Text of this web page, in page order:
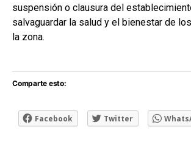
suspensión o clausura del
salvaguardar la salud y el bienestar de
la zona.
Comparte esto:
Facebook Twitter